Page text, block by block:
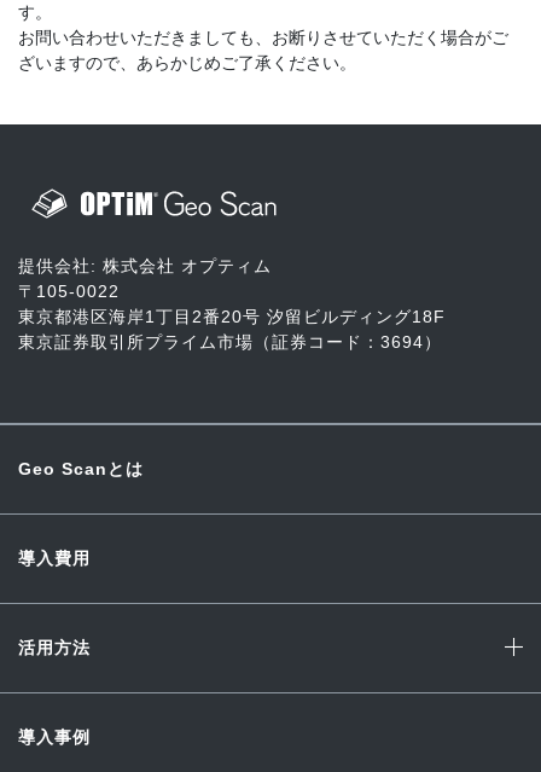
す。
お問い合わせいただきましても、お断りさせていただく場合がご
ざいますので、あらかじめご了承ください。
提供会社: 株式会社 オプティム
〒105-0022
東京都港区海岸1丁目2番20号 汐留ビルディング18F
東京証券取引所プライム市場（証券コード：3694）
Geo Scanとは
導入費用
活用方法
導入事例